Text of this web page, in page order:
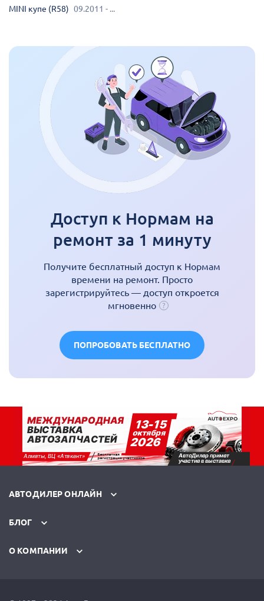
MINI купе (R58) 09.2011 - ...
Доступ к Нормам на
ремонт за 1 минуту
Получите бесплатный доступ к Нормам
времени на ремонт. Просто
зарегистрируйтесь — доступ откроется
мгновенно
ПОПРОБОВАТЬ БЕСПЛАТНО
АВТОДИЛЕР ОНЛАЙН
БЛОГ
О КОМПАНИИ